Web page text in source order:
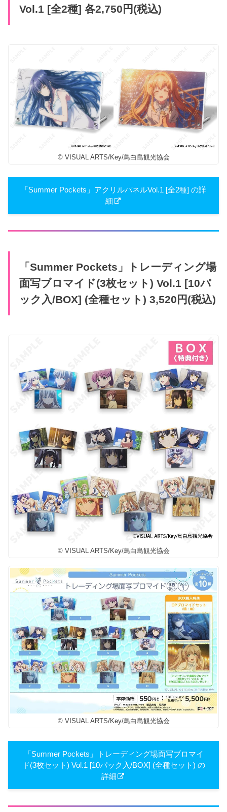
Vol.1 [全2種] 各2,750円(税込)
© VISUAL ARTS/Key/鳥白島観光協会
「Summer Pockets」アクリルパネルVol.1 [全2種] の詳
細
「Summer Pockets」トレーディング場
面写ブロマイド(3枚セット) Vol.1 [10パ
ック入/BOX] (全種セット) 3,520円(税込)
© VISUAL ARTS/Key/鳥白島観光協会
© VISUAL ARTS/Key/鳥白島観光協会
「Summer Pockets」トレーディング場面写ブロマイ
ド(3枚セット) Vol.1 [10パック入/BOX] (全種セット) の
詳細